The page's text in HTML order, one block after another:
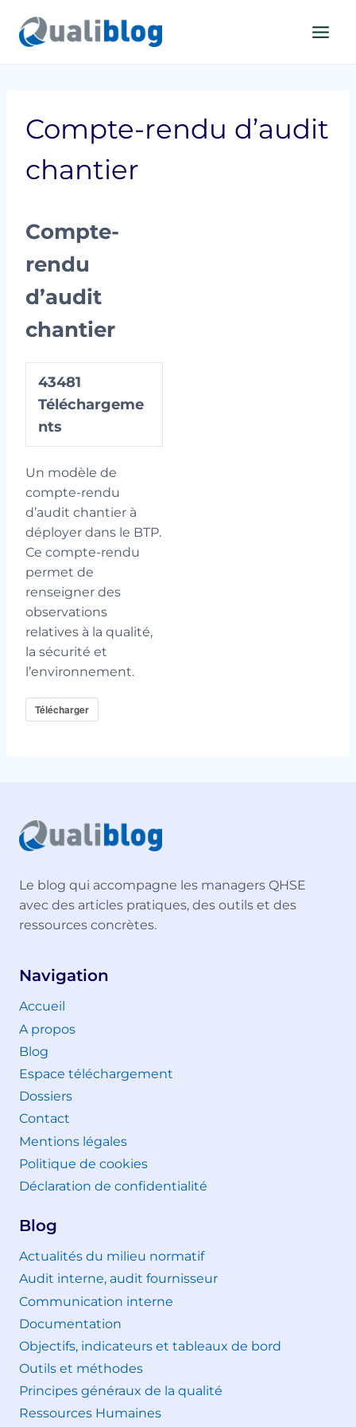
contenu
Compte-rendu d’audit
chantier
Compte-
rendu
d’audit
chantier
43481
Téléchargeme
nts
Un modèle de
compte-rendu
d’audit chantier à
déployer dans le BTP.
Ce compte-rendu
permet de
renseigner des
observations
relatives à la qualité,
la sécurité et
l’environnement.
Télécharger
Le blog qui accompagne les managers QHSE
avec des articles pratiques, des outils et des
ressources concrètes.
Navigation
Accueil
A propos
Blog
Espace téléchargement
Dossiers
Contact
Mentions légales
Politique de cookies
Déclaration de confidentialité
Blog
Actualités du milieu normatif
Audit interne, audit fournisseur
Communication interne
Documentation
Objectifs, indicateurs et tableaux de bord
Outils et méthodes
Principes généraux de la qualité
Ressources Humaines